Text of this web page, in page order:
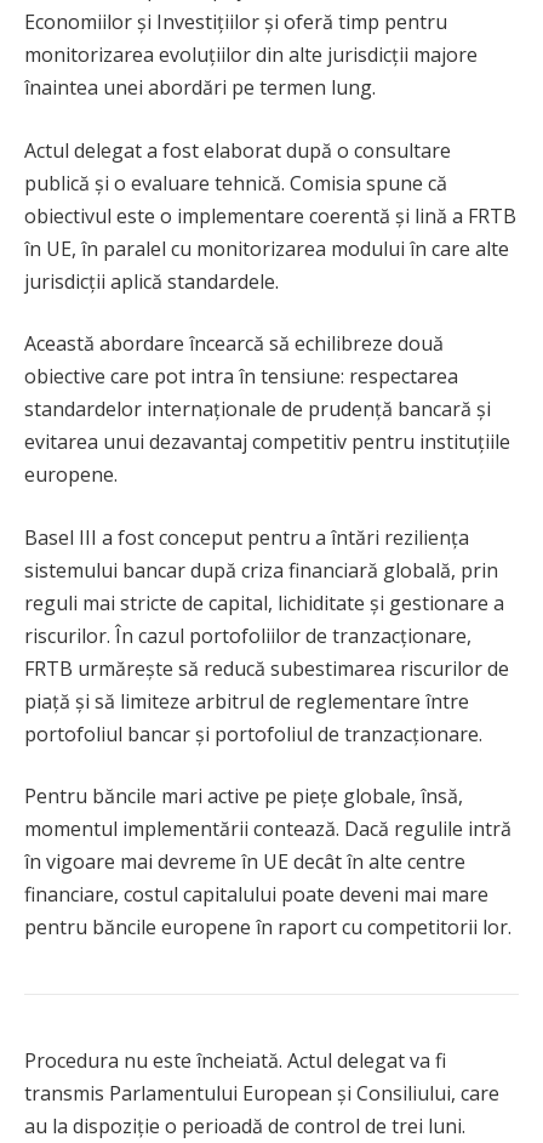
Economiilor și Investițiilor și oferă timp pentru
monitorizarea evoluțiilor din alte jurisdicții majore
înaintea unei abordări pe termen lung.
Actul delegat a fost elaborat după o consultare
publică și o evaluare tehnică. Comisia spune că
obiectivul este o implementare coerentă și lină a FRTB
în UE, în paralel cu monitorizarea modului în care alte
jurisdicții aplică standardele.
Această abordare încearcă să echilibreze două
obiective care pot intra în tensiune: respectarea
standardelor internaționale de prudență bancară și
evitarea unui dezavantaj competitiv pentru instituțiile
europene.
Basel III a fost conceput pentru a întări reziliența
sistemului bancar după criza financiară globală, prin
reguli mai stricte de capital, lichiditate și gestionare a
riscurilor. În cazul portofoliilor de tranzacționare,
FRTB urmărește să reducă subestimarea riscurilor de
piață și să limiteze arbitrul de reglementare între
portofoliul bancar și portofoliul de tranzacționare.
Pentru băncile mari active pe piețe globale, însă,
momentul implementării contează. Dacă regulile intră
în vigoare mai devreme în UE decât în alte centre
financiare, costul capitalului poate deveni mai mare
pentru băncile europene în raport cu competitorii lor.
Procedura nu este încheiată. Actul delegat va fi
transmis Parlamentului European și Consiliului, care
au la dispoziție o perioadă de control de trei luni.